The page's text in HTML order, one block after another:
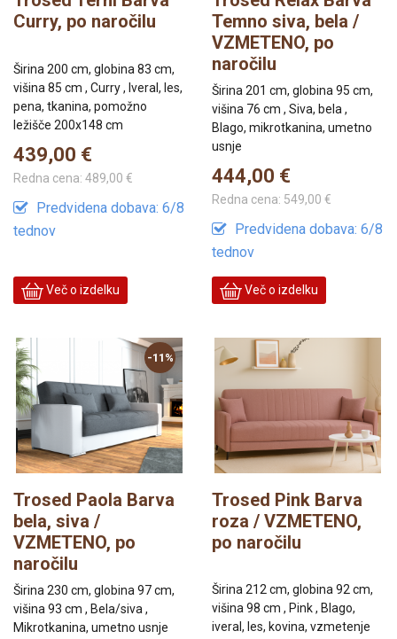
Curry, po naročilu
Širina 200 cm, globina 83 cm,
višina 85 cm , Curry , Iveral, les,
pena, tkanina, pomožno
ležišče 200x148 cm
439,00 €
Redna cena: 489,00 €
Predvidena dobava: 6/8
tednov
Več o izdelku
Temno siva, bela /
VZMETENO, po
naročilu
Širina 201 cm, globina 95 cm,
višina 76 cm , Siva, bela ,
Blago, mikrotkanina, umetno
usnje
444,00 €
Redna cena: 549,00 €
Predvidena dobava: 6/8
tednov
Več o izdelku
-11%
Trosed Paola Barva
bela, siva /
VZMETENO, po
naročilu
Širina 230 cm, globina 97 cm,
višina 93 cm , Bela/siva ,
Mikrotkanina, umetno usnje
Trosed Pink Barva
roza / VZMETENO,
po naročilu
Širina 212 cm, globina 92 cm,
višina 98 cm , Pink , Blago,
iveral, les, kovina, vzmetenje